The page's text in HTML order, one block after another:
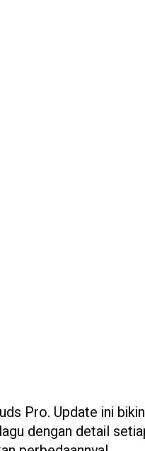
Pro. Update ini bikin
dengan detail